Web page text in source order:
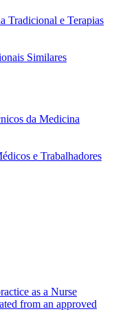
Tradicional e Terapias
Similares
da Medicina
e Trabalhadores
as a Nurse
from an approved